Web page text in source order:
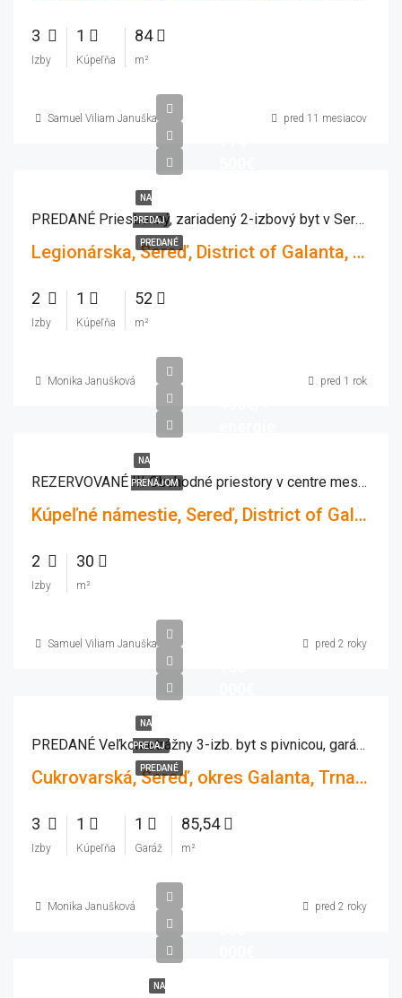
3
Izby
1
Kúpeľňa
84
m²
Samuel Viliam Januška pred 11 mesiacov
NA
PREDAJ
PREDANÉ
PREDANÉ Priestranný, zariadený 2-izbový byt v Seredi – skvelá lokalita, výborná investícia!
Legionárska, Sereď, District of Galanta, Region of Trnava, Western Slovakia, 926 01, Slovakia
2
Izby
1
Kúpeľňa
52
m²
Monika Janušková pred 1 rok
NA
PRENÁJOM REZERVOVANÉ !!! Obchodné priestory v centre mesta Sereď 30m2Realitná kancelária TOP REALITY MJ ponúka na prenájom obchodného priestoru v centre Serede – Kúpeľné námestie
Kúpeľné námestie, Sereď, District of Galanta, Region of Trnava, Western Slovakia, 926 01, Slovakia
2
Izby
30
m²
Samuel Viliam Januška pred 2 roky
NA
PREDAJ
PREDANÉ
PREDANÉ Veľkometrážny 3-izb. byt s pivnicou, garážou v Seredi
Cukrovarská, Sereď, okres Galanta, Trnavský kraj, Západné Slovensko, 926 01, Slovensko
3
Izby
1
Kúpeľňa
1
Garáž
85,54
m²
Monika Janušková pred 2 roky
NA